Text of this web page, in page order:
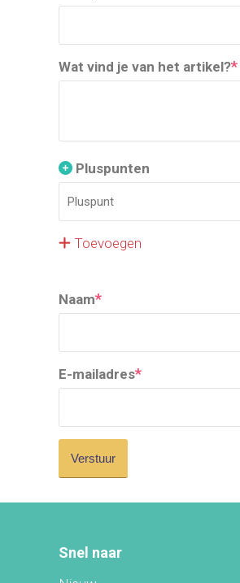
Wat vind je van het artikel?*
Pluspunten
Toevoegen
Naam*
E-mailadres*
Snel naar